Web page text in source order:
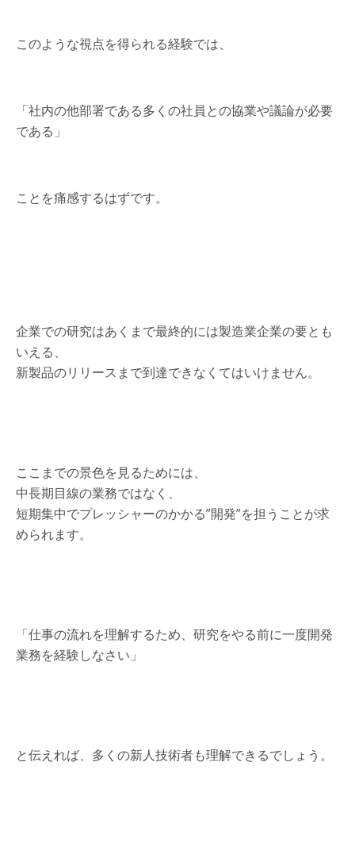
このような視点を得られる経験では、
「社内の他部署である多くの社員との協業や議論が必要
である」
ことを痛感するはずです。
企業での研究はあくまで最終的には製造業企業の要とも
いえる、
新製品のリリースまで到達できなくてはいけません。
ここまでの景色を見るためには、
中長期目線の業務ではなく、
短期集中でプレッシャーのかかる”開発”を担うことが求
められます。
「仕事の流れを理解するため、研究をやる前に一度開発
業務を経験しなさい」
と伝えれば、多くの新人技術者も理解できるでしょう。